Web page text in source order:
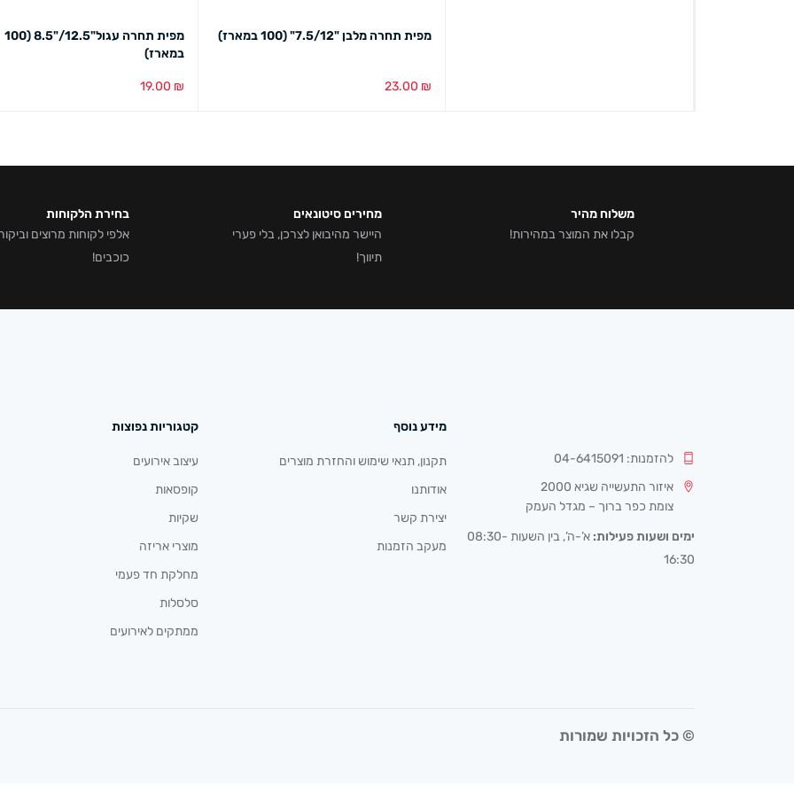
מפית תחרה מלבן "7.5/12" (100 במארז)
23.00 ₪
מפית תחרה עגול"12.5/"8.5 (100
במארז)
19.00 ₪
משלוח מהיר
קבלו את המוצר במהירות!
מחירים סיטונאים
היישר מהיבואן לצרכן, בלי פערי
תיווך!
בחירת הלקוחות
כוכבים!
להזמנות: 04-6415091
איזור התעשייה שגיא 2000
צומת כפר ברוך – מגדל העמק
ימים ושעות פעילות:
א’-ה’, בין השעות 08:30-
16:30
מידע נוסף
תקנון, תנאי שימוש והחזרת מוצרים
אודותנו
יצירת קשר
מעקב הזמנות
קטגוריות נפוצות
עיצוב אירועים
קופסאות
שקיות
מוצרי אריזה
מחלקת חד פעמי
סלסלות
ממתקים לאירועים
© כל הזכויות שמורות